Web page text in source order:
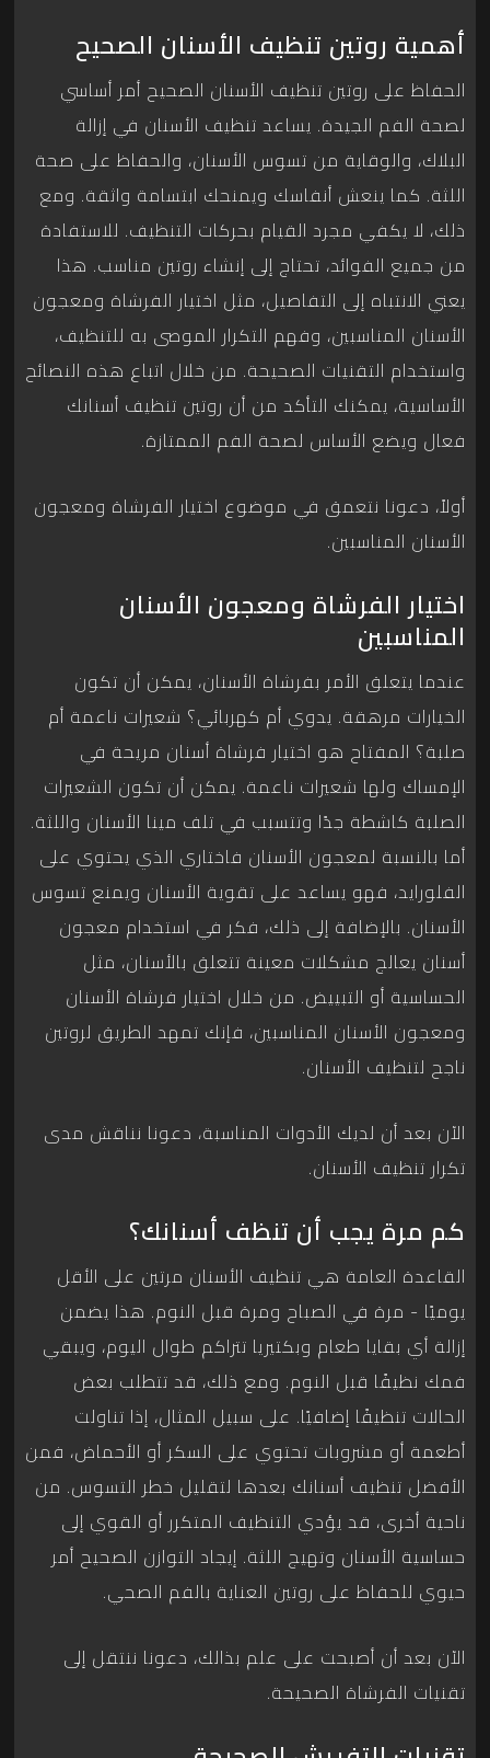
أهمية روتين تنظيف الأسنان الصحيح
الحفاظ على روتين تنظيف الأسنان الصحيح أمر أساسي
لصحة الفم الجيدة. يساعد تنظيف الأسنان في إزالة
البلاك، والوقاية من تسوس الأسنان، والحفاظ على صحة
اللثة. كما ينعش أنفاسك ويمنحك ابتسامة واثقة. ومع
ذلك، لا يكفي مجرد القيام بحركات التنظيف. للاستفادة
من جميع الفوائد، تحتاج إلى إنشاء روتين مناسب. هذا
يعني الانتباه إلى التفاصيل، مثل اختيار الفرشاة ومعجون
الأسنان المناسبين، وفهم التكرار الموصى به للتنظيف،
واستخدام التقنيات الصحيحة. من خلال اتباع هذه النصائح
الأساسية، يمكنك التأكد من أن روتين تنظيف أسنانك
فعال ويضع الأساس لصحة الفم الممتازة.
أولاً، دعونا نتعمق في موضوع اختيار الفرشاة ومعجون
الأسنان المناسبين.
اختيار الفرشاة ومعجون الأسنان
المناسبين
عندما يتعلق الأمر بفرشاة الأسنان، يمكن أن تكون
الخيارات مرهقة. يدوي أم كهربائي؟ شعيرات ناعمة أم
صلبة؟ المفتاح هو اختيار فرشاة أسنان مريحة في
الإمساك ولها شعيرات ناعمة. يمكن أن تكون الشعيرات
الصلبة كاشطة جدًا وتتسبب في تلف مينا الأسنان واللثة.
أما بالنسبة لمعجون الأسنان فاختاري الذي يحتوي على
الفلورايد، فهو يساعد على تقوية الأسنان ويمنع تسوس
الأسنان. بالإضافة إلى ذلك، فكر في استخدام معجون
أسنان يعالج مشكلات معينة تتعلق بالأسنان، مثل
الحساسية أو التبييض. من خلال اختيار فرشاة الأسنان
ومعجون الأسنان المناسبين، فإنك تمهد الطريق لروتين
ناجح لتنظيف الأسنان.
الآن بعد أن لديك الأدوات المناسبة، دعونا نناقش مدى
تكرار تنظيف الأسنان.
كم مرة يجب أن تنظف أسنانك؟
القاعدة العامة هي تنظيف الأسنان مرتين على الأقل
يوميًا - مرة في الصباح ومرة قبل النوم. هذا يضمن
إزالة أي بقايا طعام وبكتيريا تتراكم طوال اليوم، ويبقي
فمك نظيفًا قبل النوم. ومع ذلك، قد تتطلب بعض
الحالات تنظيفًا إضافيًا. على سبيل المثال، إذا تناولت
أطعمة أو مشروبات تحتوي على السكر أو الأحماض، فمن
الأفضل تنظيف أسنانك بعدها لتقليل خطر التسوس. من
ناحية أخرى، قد يؤدي التنظيف المتكرر أو القوي إلى
حساسية الأسنان وتهيج اللثة. إيجاد التوازن الصحيح أمر
حيوي للحفاظ على روتين العناية بالفم الصحي.
الآن بعد أن أصبحت على علم بذالك، دعونا ننتقل إلى
تقنيات الفرشاة الصحيحة.